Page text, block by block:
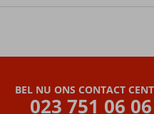
BEL NU ONS CONTACT
023 751 06 06